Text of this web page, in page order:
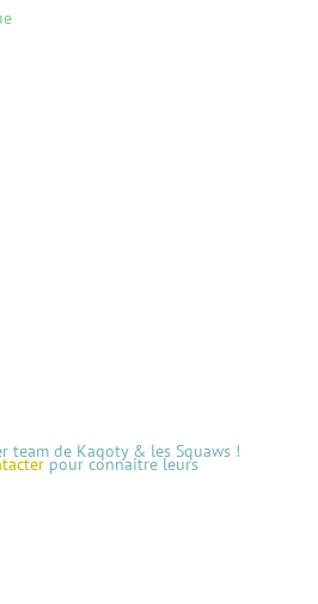
team de Kaqoty & les Squaws !
pour connaitre leurs